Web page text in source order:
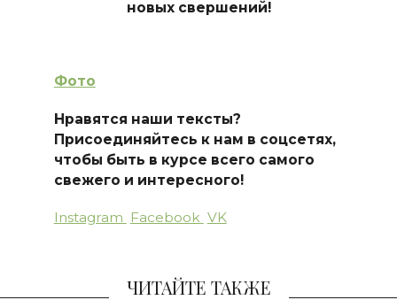
новых свершений!
Фото
Нравятся наши тексты?
Присоединяйтесь к нам в соцсетях,
чтобы быть в курсе всего самого
свежего и интересного!
Instagram Facebook VK
ЧИТАЙТЕ ТАКЖЕ